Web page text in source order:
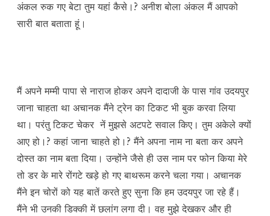
अंकल रुक गए बेटा तुम यहां कैसे।? अनीश बोला अंकल मैं आपको
सारी बात बताता हूं।
मैं अपने मम्मी पापा से नाराज होकर अपने दादाजी के पास गांव उदयपुर
जाना चाहता था अचानक मैंने ट्रेन का टिकट भी बुक करवा लिया
था। परंतु टिकट चेकर नें मुझसे अटपटे सवाल किए। तुम अकेले क्यों
आए हो।? कहां जाना चाहते हो।? मैंने अपना नाम ना बता कर अपने
दोस्त का नाम बता दिया। उन्होंने जैसे ही उस नाम पर फोन किया मेरे
तो डर के मारे रोंगटे खड़े हो गए बाथरूम करने चला गया। अचानक
मैंने इन चोरों को यह बातें करते हुए सुना कि हम उदयपुर जा रहे हैं।
मैंने भी उनकी डिक्की में छलांग लगा दी। वह मुझे देखकर और ही